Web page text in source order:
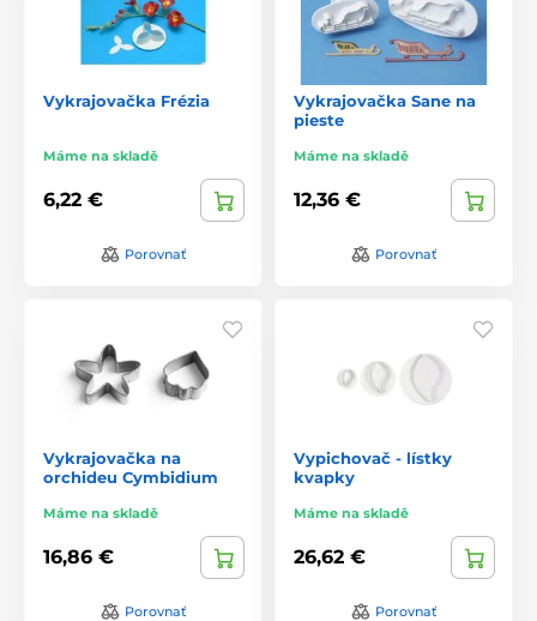
Vykrajovačka Frézia
Máme na skladě
6,22 €
Porovnať
Vykrajovačka Sane na
pieste
Máme na skladě
12,36 €
Porovnať
Vykrajovačka na
orchideu Cymbidium
Máme na skladě
16,86 €
Porovnať
Vypichovač - lístky
kvapky
Máme na skladě
26,62 €
Porovnať